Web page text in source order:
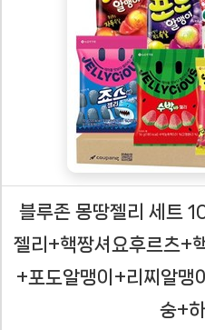
블루존 몽땅젤리 세트
젤리+핵짱셔요후르츠+
+포도알맹이+리찌알맹
숭+